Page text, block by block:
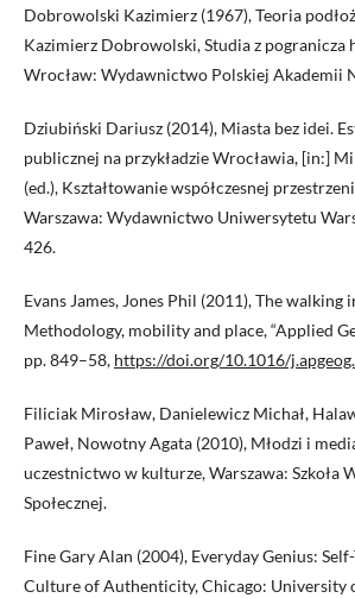
Dobrowolski Kazimierz (1967), Teoria
Kazimierz Dobrowolski, Studia z
Wrocław: Wydawnictwo Polskiej Akademii
Dziubiński Dariusz (2014), Miasta bez idei.
publicznej na przykładzie Wrocławia, [in:]
(ed.), Kształtowanie współczesnej
Warszawa: Wydawnictwo Uniwersytetu
426.
Evans James, Jones Phil (2011), The walking
Methodology, mobility and place, “Applied
pp. 849–58, https://doi.org/10.1016/
Filiciak Mirosław, Danielewicz Michał,
Paweł, Nowotny Agata (2010), Młodzi i
uczestnictwo w kulturze, Warszawa: Szkoła
Społecznej.
Fine Gary Alan (2004), Everyday Genius:
Culture of Authenticity, Chicago: University